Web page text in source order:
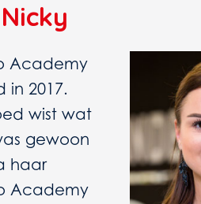
Academy
in 2017.
wist wat
gewoon
haar
Academy